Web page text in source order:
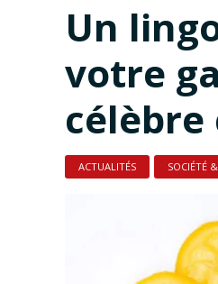
Un
votre
ACTUALITÉS SOCIÉTÉ